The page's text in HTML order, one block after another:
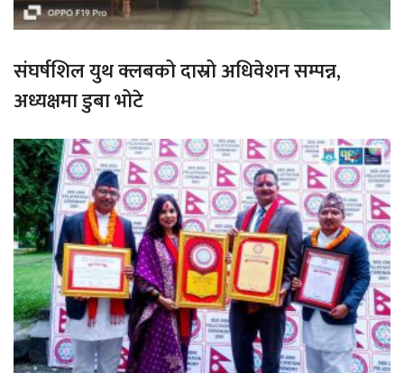
संघर्षशिल युथ क्लबको दास्रो अधिवेशन सम्पन्न,
अध्यक्षमा डुबा भोटे